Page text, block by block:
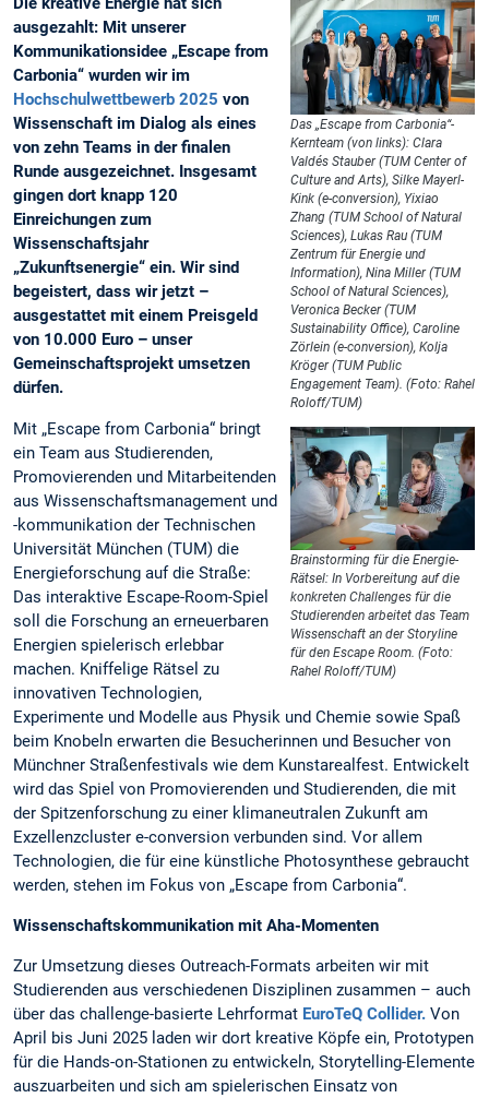
Das „Escape from Carbonia“-
Kernteam (von links): Clara
Valdés Stauber (TUM Center of
Culture and Arts), Silke Mayerl-
Kink (e-conversion), Yixiao
Zhang (TUM School of Natural
Sciences), Lukas Rau (TUM
Zentrum für Energie und
Information), Nina Miller (TUM
School of Natural Sciences),
Veronica Becker (TUM
Sustainability Office), Caroline
Zörlein (e-conversion), Kolja
Kröger (TUM Public
Engagement Team). (Foto: Rahel
Roloff/TUM)
Brainstorming für die Energie-
Rätsel: In Vorbereitung auf die
konkreten Challenges für die
Studierenden arbeitet das Team
Wissenschaft an der Storyline
für den Escape Room. (Foto:
Rahel Roloff/TUM)
ausgezahlt: Mit unserer
Kommunikationsidee „Escape from
Carbonia“ wurden wir im
Hochschulwettbewerb 2025 von
Wissenschaft im Dialog als eines
von zehn Teams in der finalen
Runde ausgezeichnet. Insgesamt
gingen dort knapp 120
Einreichungen zum
Wissenschaftsjahr
„Zukunftsenergie“ ein. Wir sind
begeistert, dass wir jetzt –
ausgestattet mit einem Preisgeld
von 10.000 Euro – unser
Gemeinschaftsprojekt umsetzen
dürfen.
Mit „Escape from Carbonia“ bringt
ein Team aus Studierenden,
Promovierenden und Mitarbeitenden
aus Wissenschaftsmanagement und
-kommunikation der Technischen
Universität München (TUM) die
Energieforschung auf die Straße:
Das interaktive Escape-Room-Spiel
soll die Forschung an erneuerbaren
Energien spielerisch erlebbar
machen. Kniffelige Rätsel zu
innovativen Technologien,
Experimente und Modelle aus Physik und Chemie sowie Spaß
beim Knobeln erwarten die Besucherinnen und Besucher von
Münchner Straßenfestivals wie dem Kunstarealfest. Entwickelt
wird das Spiel von Promovierenden und Studierenden, die mit
der Spitzenforschung zu einer klimaneutralen Zukunft am
Exzellenzcluster e-conversion verbunden sind. Vor allem
Technologien, die für eine künstliche Photosynthese gebraucht
werden, stehen im Fokus von „Escape from Carbonia“.
Wissenschaftskommunikation mit Aha-Momenten
Zur Umsetzung dieses Outreach-Formats arbeiten wir mit
Studierenden aus verschiedenen Disziplinen zusammen – auch
über das challenge-basierte Lehrformat EuroTeQ Collider. Von
April bis Juni 2025 laden wir dort kreative Köpfe ein, Prototypen
für die Hands-on-Stationen zu entwickeln, Storytelling-Elemente
auszuarbeiten und sich am spielerischen Einsatz von